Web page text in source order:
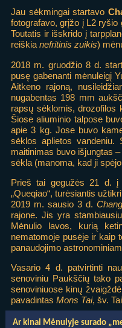
Jau sėkmingai startavo
fotografavo, grįžo į L2 ryšio
Toutatis ir išskrido į
reiškia nefritinis zuikis)
2018 m. gruodžio 8 d.
pusę gabenanti mėnuleigį
Aitkeno rajoną,
nugabentas 198 mm
rapsų sėklomis, drozofilos
Šiose aliuminio talpose
apie 3 kg. Jose buvo
sėklos aplietos vandeniu.
maitinimas buvo išjungtas
sėkla (manoma, kad ji
Prieš tai gegužės 21 d. į
„Queqiao“, turėsiantis
2019 m. sausio 3 d.
rajone. Jis yra
Mėnulio lavos, kurią
nematomoje pusėje ir kaip
panaudojimo
Vasario 4 d. patvirtinti
senoviniu Paukščių tako
senoviniuose kinų
pavadintas Mons Tai, šv.
Ar kinai Mėnulyje surado